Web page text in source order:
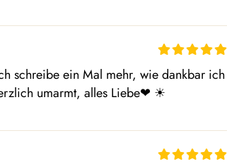
schreibe ein Mal mehr, wie dankbar ich
umarmt, alles Liebe❤ ️☀